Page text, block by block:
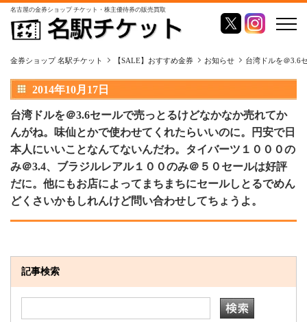
名古屋の金券ショップ チケット・株主優待券の販売買取
金券ショップ 名駅チケット 【SALE】おすすめ金券 お知らせ 台湾ドルを＠3.6
2014年10月17日
台湾ドルを＠3.6セールで売っとるけどなかなか売れてか
んがね。味仙とかで使わせてくれたらいいのに。円安で日
本人にいいことなんてないんだわ。タイバーツ１０００の
み＠3.4、ブラジルレアル１００のみ＠５０セールは好評
だに。他にもお店によってまちまちにセールしとるでめん
どくさいかもしれんけど問い合わせしてちょうよ。
記事検索